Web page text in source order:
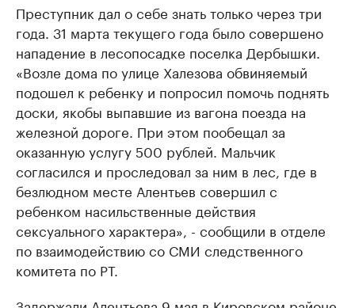
Преступник дал о себе знать только через три
года. 31 марта текущего года было совершено
нападение в лесопосадке поселка Дербышки.
«Возле дома по улице Халезова обвиняемый
подошел к ребенку и попросил помочь поднять
доски, якобы выпавшие из вагона поезда на
железной дороге. При этом пообещал за
оказанную услугу 500 рублей. Мальчик
согласился и проследовал за ним в лес, где в
безлюдном месте Алентьев совершил с
ребенком насильственные действия
сексуального характера», - сообщили в отделе
по взаимодействию со СМИ следственного
комитета по РТ.